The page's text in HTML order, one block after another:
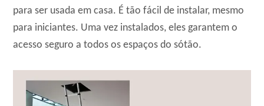
para ser usada em casa. É tão fácil de instalar, mesmo
para iniciantes. Uma vez instalados, eles garantem o
acesso seguro a todos os espaços do sótão.